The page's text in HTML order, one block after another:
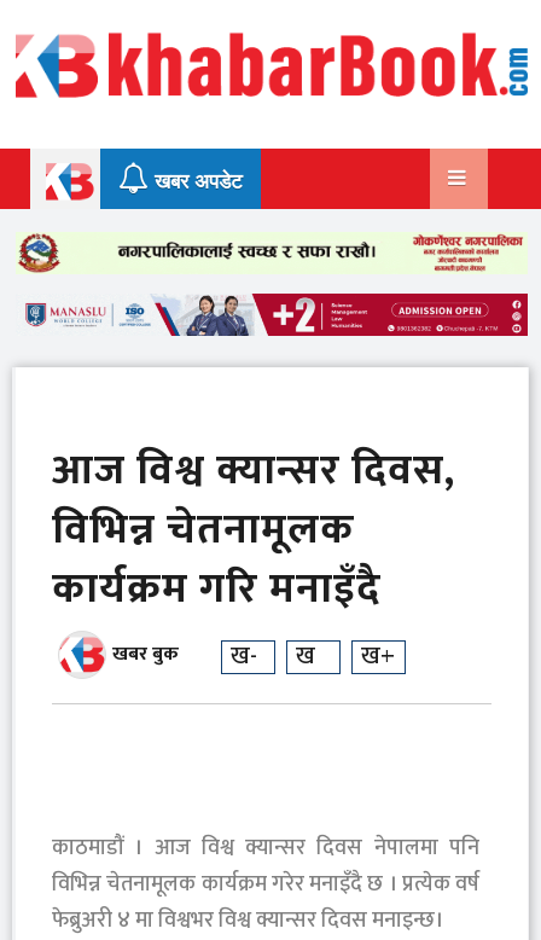
to
content
खबर अपडेट
आज विश्व क्यान्सर दिवस,
विभिन्न चेतनामूलक
कार्यक्रम गरि मनाइँदै
खबर बुक ख- ख ख+
काठमाडौं । आज विश्व क्यान्सर दिवस नेपालमा पनि
विभिन्न चेतनामूलक कार्यक्रम गरेर मनाइँदै छ । प्रत्येक वर्ष
फेब्रुअरी ४ मा विश्वभर विश्व क्यान्सर दिवस मनाइन्छ।